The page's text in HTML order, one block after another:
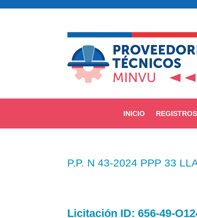
INICIO
P.P. N 43-2024 PPP 33
Licitación ID: 656-49-